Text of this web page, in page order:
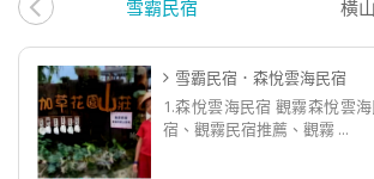
雪霸民宿 橫
雪霸民宿．森悅雲海民宿
1.森悅雲海民宿 觀霧森悅雲
宿、觀霧民宿推薦、觀霧 ...